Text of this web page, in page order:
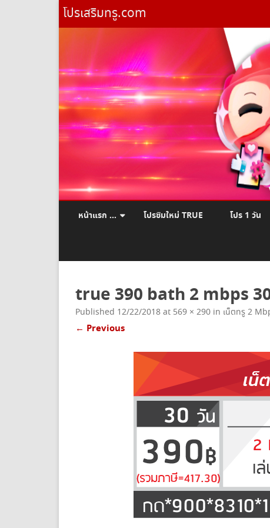
โปรเสริมทรู.com
หน้าแรก … โปรซิมใหม่ TRUE โปร 1 วัน
true 390 bath 2 mbps
Published 12/22/2018 at 569 × 290 in เน็ตทรู 2
← Previous